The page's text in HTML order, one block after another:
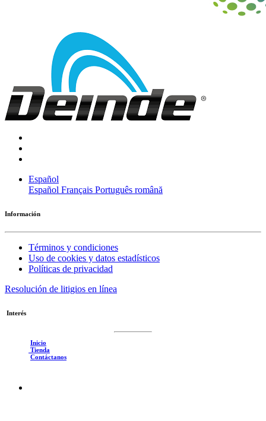
Español
Español Français Português română
Información
Términos y condiciones
Uso de cookies y datos estadísticos
Políticas de privacidad
Resolución de litigios en línea
Interés
Inicio
Tienda
Contáctanos